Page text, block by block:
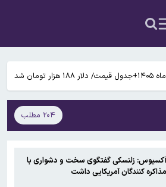
ایران و عمان بر سر تردد در تنگه هرمز
امریکا باز می کنید
هر روز کم مخاطب تر از دیروز شده/ مسئولان
برنامه های خود را محرمانه کرده اند؟
هواپیما چیست؟
در اندروید غیرفعال و جمینای جایگزین آن
ایران و عمان بر سر تردد در تنگه هرمز
امریکا باز می کنید
هر روز کم مخاطب تر از دیروز شده/ مسئولان
۲۰۴ مطلب
آکسیوس: زلنسکی گفتگوی سخت و دشواری با
مذاکره کنندگان آمریکایی داشت